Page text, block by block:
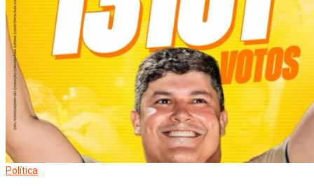
Política